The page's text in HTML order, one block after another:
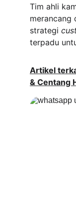
Tim ahli
merancang
strategi
terpadu
Artikel
& Centang